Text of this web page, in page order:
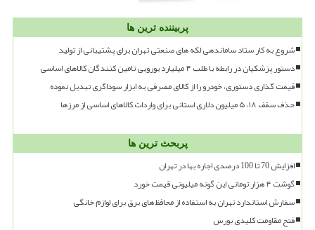
پربیننده ترین ها
شروع به کار ستاد ساماندهی لکه های صنعتی تهران برای پشتیبانی از تولید
دستور پزشکیان در رابطه با طلب ۴ میلیارد یورویی تامین کنندگان کالاهای اساسی
قیمت گذاری دستوری، خودرو را از کالای مصرفی به ابزار سوداگری تبدیل نموده
حذف سقف ۱۸، ۵ میلیون دلاری استانی برای واردات کالاهای اساسی از مرزها
پربحث ترین ها
افزایش 70 تا 100 درصدی اجاره بها در تهران
گوشت ۴ هزار تومانی این گونه میلیونی قیمت خورد
سفارش استاندارد تهران به استفاده از محافظ های برق برای لوازم خانگی
فتح مقاومت کلیدی بورس